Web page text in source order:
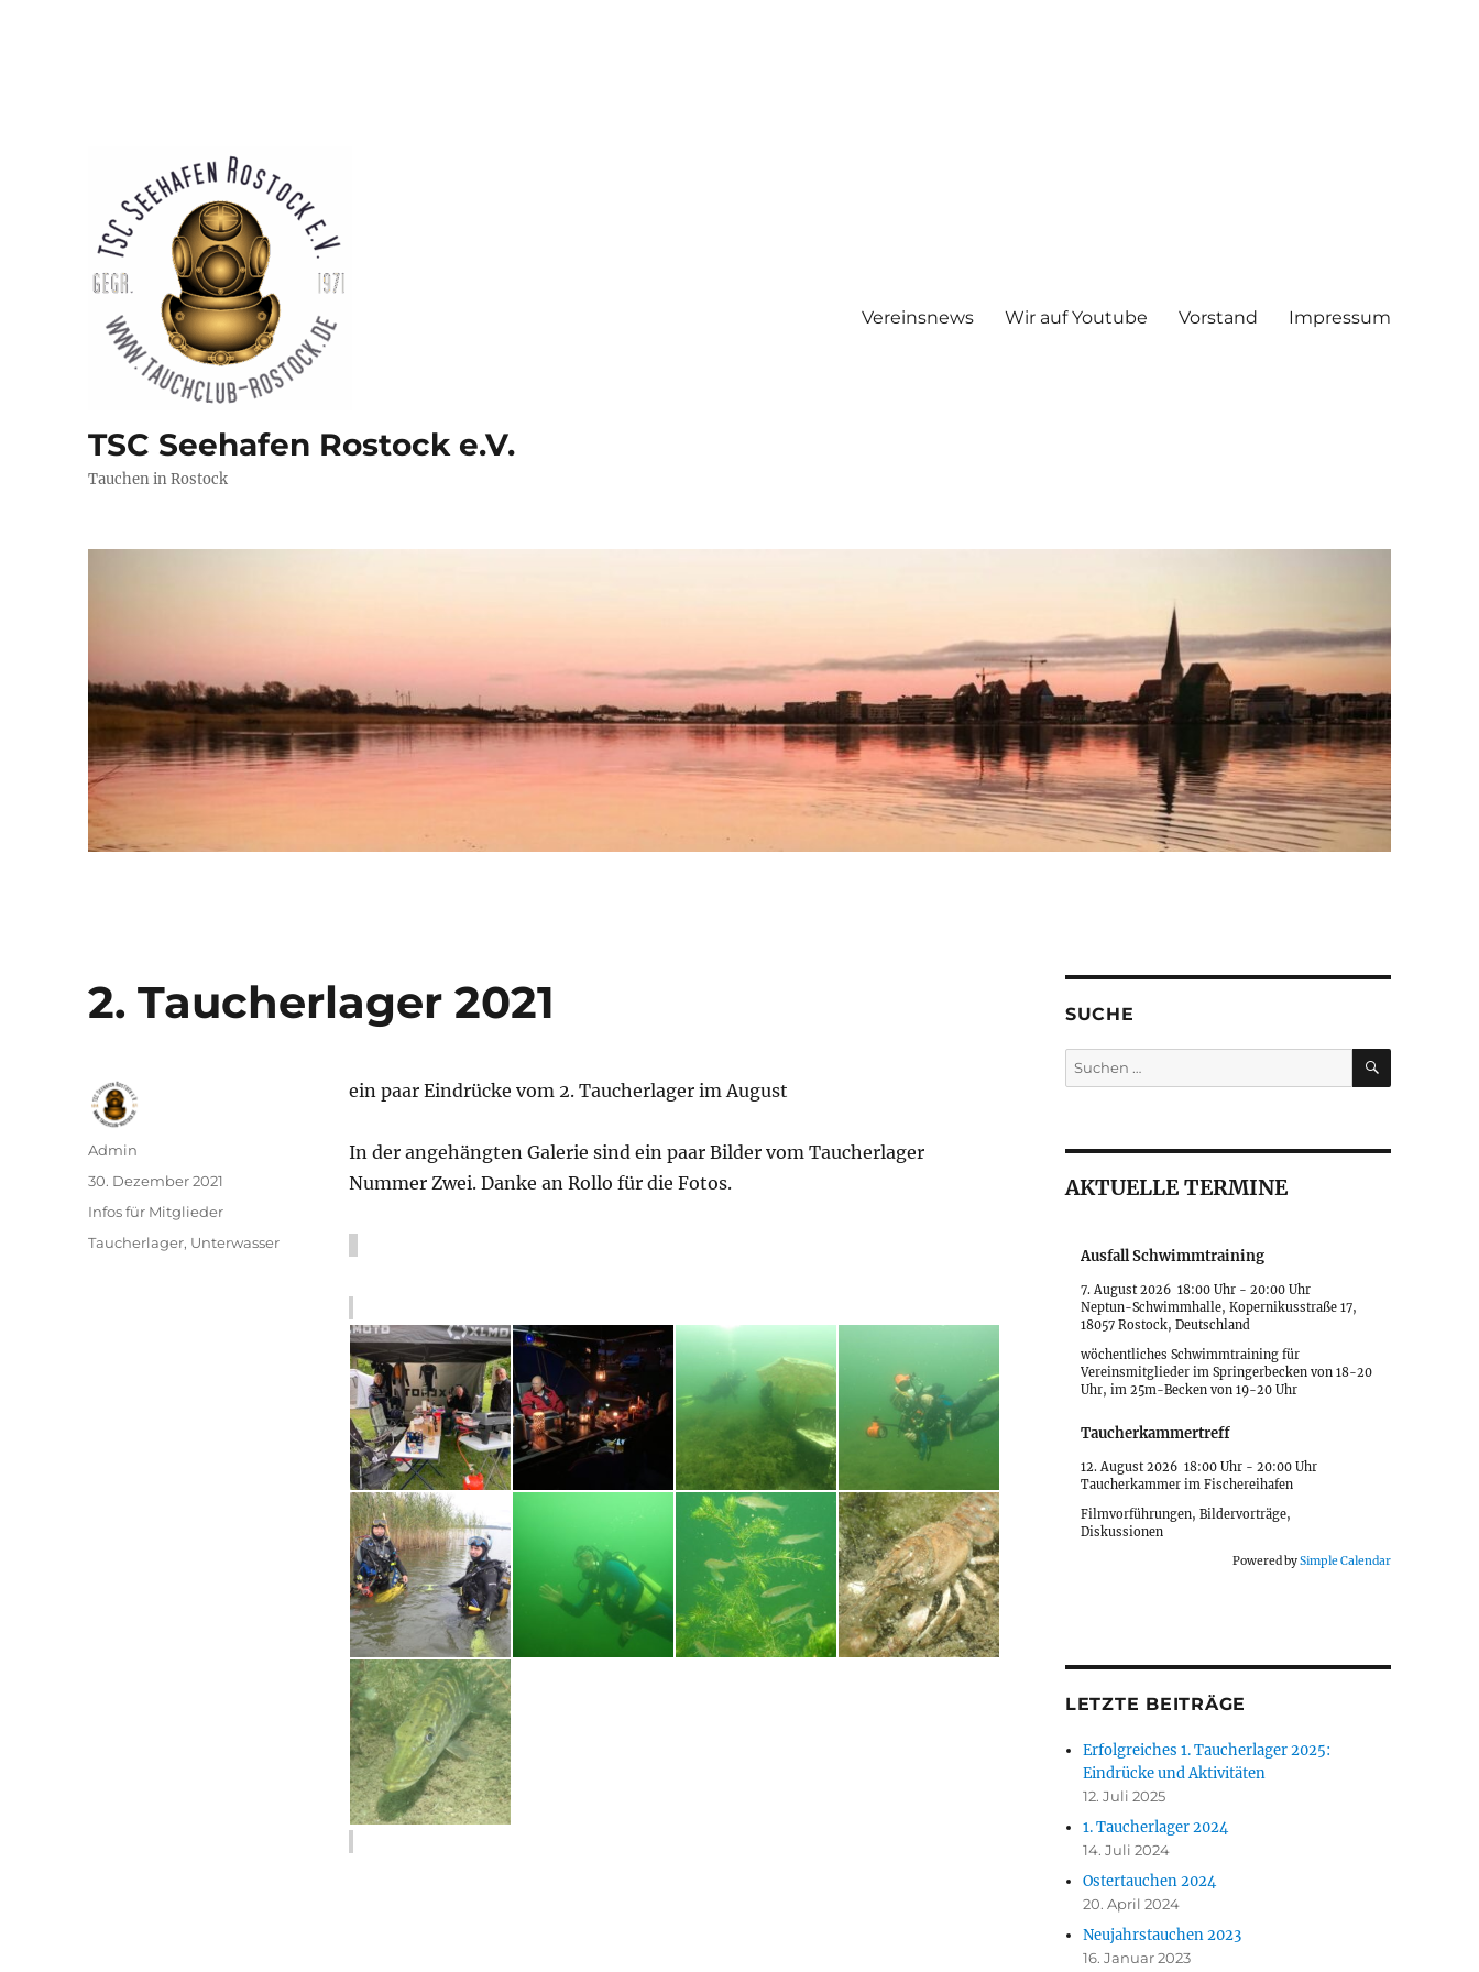
TSC Seehafen Rostock e.V.
Tauchen in Rostock
Vereinsnews Wir auf Youtube Vorstand Impressum
2. Taucherlager 2021
ein paar Eindrücke vom 2. Taucherlager im August
In der angehängten Galerie sind ein paar Bilder vom Taucherlager
Nummer Zwei. Danke an Rollo für die Fotos.
Autor
Admin
Veröffentlicht
am
30. Dezember 2021
Kategorien
Infos für Mitglieder
Schlagwörter
Taucherlager, Unterwasser
SUCHE
Suche
nach:
SUCHEN
AKTUELLE TERMINE
Ausfall Schwimmtraining
7. August 2026 18:00 Uhr- 20:00 Uhr
Neptun-Schwimmhalle, Kopernikusstraße 17,
18057 Rostock, Deutschland
wöchentliches Schwimmtraining für
Vereinsmitglieder im Springerbecken von 18-20
Uhr, im 25m-Becken von 19-20 Uhr
Taucherkammertreff
12. August 2026 18:00 Uhr- 20:00 Uhr
Taucherkammer im Fischereihafen
Filmvorführungen, Bildervorträge,
Diskussionen
Powered bySimple Calendar
LETZTE BEITRÄGE
Erfolgreiches 1. Taucherlager 2025:
Eindrücke und Aktivitäten
12. Juli 2025
1. Taucherlager 2024
14. Juli 2024
Ostertauchen 2024
20. April 2024
Neujahrstauchen 2023
16. Januar 2023